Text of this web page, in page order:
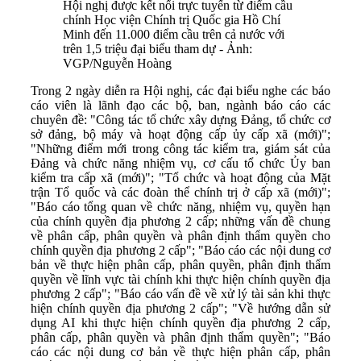
Hội nghị được kết nối trực tuyến từ điểm cầu
chính Học viện Chính trị Quốc gia Hồ Chí
Minh đến 11.000 điểm cầu trên cả nước với
trên 1,5 triệu đại biểu tham dự - Ảnh:
VGP/Nguyễn Hoàng
Trong 2 ngày diễn ra Hội nghị, các đại biểu nghe các báo
cáo viên là lãnh đạo các bộ, ban, ngành báo cáo các
chuyên đề: "Công tác tổ chức xây dựng Đảng, tổ chức cơ
sở đảng, bộ máy và hoạt động cấp ủy cấp xã (mới)";
"Những điểm mới trong công tác kiểm tra, giám sát của
Đảng và chức năng nhiệm vụ, cơ cấu tổ chức Ủy ban
kiểm tra cấp xã (mới)"; "Tổ chức và hoạt động của Mặt
trận Tổ quốc và các đoàn thể chính trị ở cấp xã (mới)";
"Báo cáo tổng quan về chức năng, nhiệm vụ, quyền hạn
của chính quyền địa phương 2 cấp; những vấn đề chung
về phân cấp, phân quyền và phân định thẩm quyền cho
chính quyền địa phương 2 cấp"; "Báo cáo các nội dung cơ
bản về thực hiện phân cấp, phân quyền, phân định thẩm
quyền về lĩnh vực tài chính khi thực hiện chính quyền địa
phương 2 cấp"; "Báo cáo vấn đề về xử lý tài sản khi thực
hiện chính quyền địa phương 2 cấp"; "Về hướng dẫn sử
dụng AI khi thực hiện chính quyền địa phương 2 cấp,
phân cấp, phân quyền và phân định thẩm quyền"; "Báo
cáo các nội dung cơ bản về thực hiện phân cấp, phân